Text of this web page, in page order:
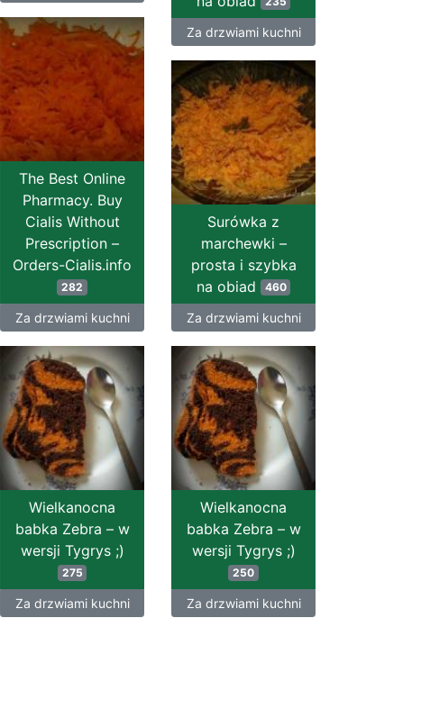
Za drzwiami kuchni
The Best Online
Pharmacy. Buy
Cialis Without
Prescription –
Orders-Cialis.info
282
Za drzwiami kuchni
Surówka z
marchewki –
prosta i szybka
na obiad
460
Za drzwiami kuchni
Wielkanocna
babka Zebra – w
wersji Tygrys ;)
275
Za drzwiami kuchni
Wielkanocna
babka Zebra – w
wersji Tygrys ;)
250
Za drzwiami kuchni